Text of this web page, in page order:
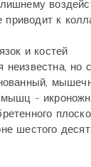
приводит к
но
-
шестого